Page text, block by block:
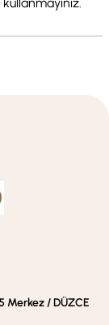
Merkez / DÜZCE